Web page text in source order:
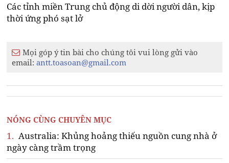
Các tỉnh miền Trung chủ động di dời người dân, kịp
thời ứng phó sạt lở
Mọi góp ý tin bài cho chúng tôi vui lòng gửi vào
email:antt.toasoan@gmail.com
NÓNG CÙNG CHUYÊN MỤC
1. Australia: Khủng hoảng thiếu nguồn cung nhà ở
ngày càng trầm trọng